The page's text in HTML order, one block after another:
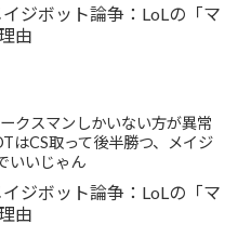
ジボット論争：LoLの「マ
由
クスマンしかいない方が異常
はCS取って後半勝つ、メイジ
いいじゃん
ジボット論争：LoLの「マ
由